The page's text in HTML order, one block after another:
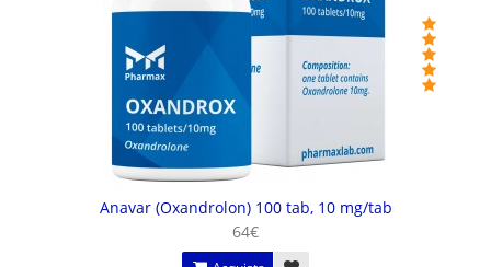
Anavar (Oxandrolon) 100 tab, 10 mg/tab
64€